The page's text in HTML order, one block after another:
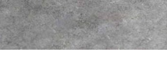
Solarbefestigung